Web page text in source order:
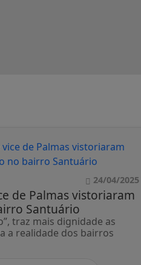
24/04/2025
de Palmas vistoriaram
Santuário
traz mais dignidade as
a realidade dos bairros